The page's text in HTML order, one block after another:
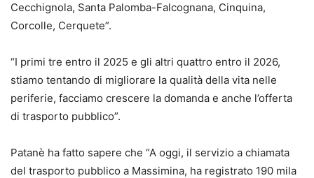
Cecchignola, Santa Palomba-Falcognana, Cinquina,
Corcolle, Cerquete”.
“I primi tre entro il 2025 e gli altri quattro entro il 2026,
stiamo tentando di migliorare la qualità della vita nelle
periferie, facciamo crescere la domanda e anche l’offerta
di trasporto pubblico”.
Patanè ha fatto sapere che “A oggi, il servizio a chiamata
del trasporto pubblico a Massimina, ha registrato 190 mila